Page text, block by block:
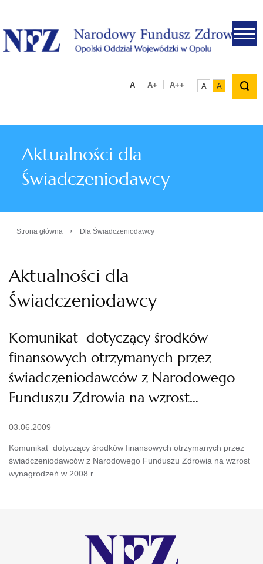
.
A A+ A++ A A
Aktualności dla
Świadczeniodawcy
Strona główna › Dla Świadczeniodawcy
Aktualności dla
Świadczeniodawcy
Komunikat dotyczący środków
finansowych otrzymanych przez
świadczeniodawców z Narodowego
Funduszu Zdrowia na wzrost…
03.06.2009
Komunikat dotyczący środków finansowych otrzymanych przez
świadczeniodawców z Narodowego Funduszu Zdrowia na wzrost
wynagrodzeń w 2008 r.